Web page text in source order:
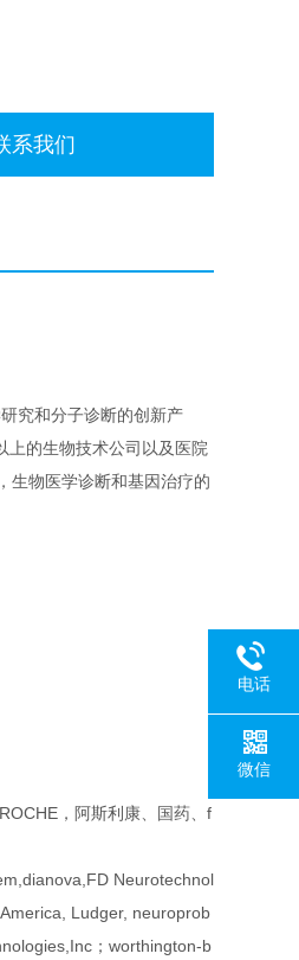
系我们
究和分子诊断的创新产
上的生物技术公司以及医院
生物医学诊断和基因治疗的
，阿斯利康、国药、f
Neurotechnol
Ludger, neuroprob
；worthington-b
电话
微信